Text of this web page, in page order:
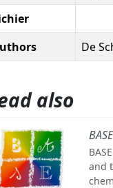
De
also
BASE
and